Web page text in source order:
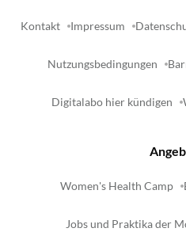
Kontakt Impressum
Nutzungsbedingungen
Digitalabo hier kündigen
Women's Health Camp
Jobs und Praktika der